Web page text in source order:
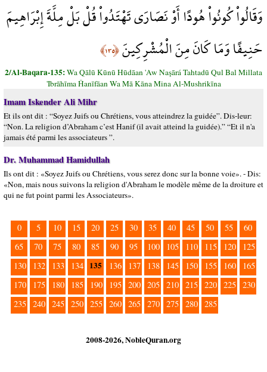
وَقَالُواْ كُونُواْ هُودًا أَوْ نَصَارَى تَهْتَدُواْ قُلْ بَلْ مِلَّةَ إِبْرَاهِيمَ
حَنِيفًا وَمَا كَانَ مِنَ الْمُشْرِكِينَ﴿١٣٥﴾
2/Al-Baqara-135:Wa Qālū Kūnū Hūdāan 'Aw Naşārá Tahtadū Qul Bal Millata
'Ibrāhīma Ĥanīfāan Wa Mā Kāna Mina Al-Mushrikīna
Imam Iskender Ali Mihr
Et ils ont dit : “Soyez Juifs ou Chrétiens, vous atteindrez la guidée”. Dis-leur:
“Non. La religion d’Abraham c’est Hanif (il avait atteind la guidée).” “Et il n'a
jamais été parmi les associateurs ”.
Dr. Muhammad Hamidullah
Ils ont dit : «Soyez Juifs ou Chrétiens, vous serez donc sur la bonne voie». - Dis:
«Non, mais nous suivons la religion d'Abraham le modèle même de la droiture et
qui ne fut point parmi les Associateurs».
0 5 10 15 20 25 30 35 40 45 50 55
60
65
70 75 80 85 90 95 100 105 110 115 120
125
130
132 133 134 135 136 137 138 145 150 155 160
165
170
175 180 185 190 195 200 205 210 215 220 225 230
235 240 245 250 255 260 265 270 275 280 285
2008-2026, NobleQuran.org